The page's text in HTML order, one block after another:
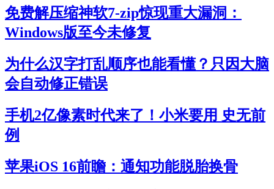
免费解压缩神软7-zip惊现重大漏洞：
Windows版至今未修复
为什么汉字打乱顺序也能看懂？只因大脑
会自动修正错误
手机2亿像素时代来了！小米要用 史无前
例
苹果iOS 16前瞻：通知功能脱胎换骨